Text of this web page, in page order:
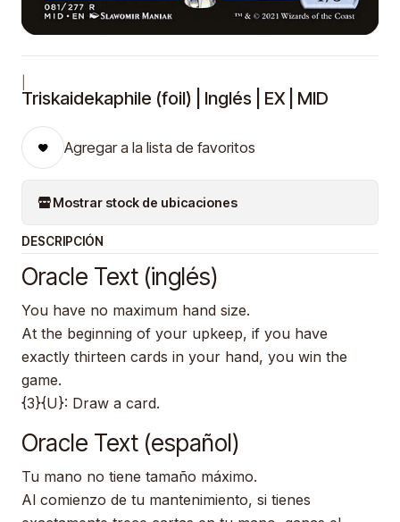
Triskaidekaphile (foil) | Inglés | EX | MID
Agregar a la lista de favoritos
Mostrar stock de ubicaciones
DESCRIPCIÓN
Oracle Text (inglés)
You have no maximum hand size.
At the beginning of your upkeep, if you have
exactly thirteen cards in your hand, you win the
game.
{3}{U}: Draw a card.
Oracle Text (español)
Tu mano no tiene tamaño máximo.
Al comienzo de tu mantenimiento, si tienes